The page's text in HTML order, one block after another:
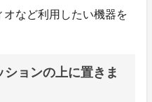
など利用したい機器を
ションの上に置きま